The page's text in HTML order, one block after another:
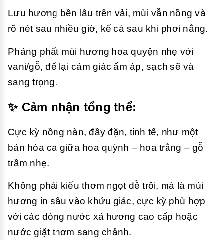
Lưu hương bền lâu trên vải, mùi vẫn nồng và
rõ nét sau nhiều giờ, kể cả sau khi phơi nắng.
Phảng phất mùi hương hoa quyện nhẹ với
vani/gỗ, để lại cảm giác ấm áp, sạch sẽ và
sang trọng.
✨ Cảm nhận tổng thể:
Cực kỳ nồng nàn, đầy đặn, tinh tế, như một
bản hòa ca giữa hoa quỳnh – hoa trắng – gỗ
trầm nhẹ.
Không phải kiểu thơm ngọt dễ trôi, mà là mùi
hương in sâu vào khứu giác, cực kỳ phù hợp
với các dòng nước xả hương cao cấp hoặc
nước giặt thơm sang chảnh.